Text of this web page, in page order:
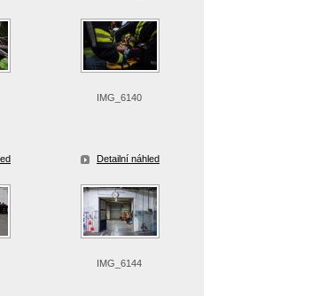
IMG_6140
Detailní náhled
IMG_6144